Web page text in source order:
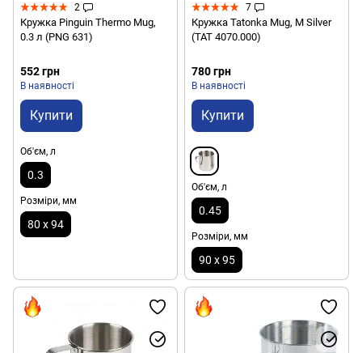
2
Кружка Pinguin Thermo Mug,
0.3 л (PNG 631)
552 грн
В наявності
Купити
Об'єм, л
0.3
Розміри, мм
80 х 94
7
Кружка Tatonka Mug, М Silver
(TAT 4070.000)
780 грн
В наявності
Купити
Об'єм, л
0.45
Розміри, мм
90 х 95